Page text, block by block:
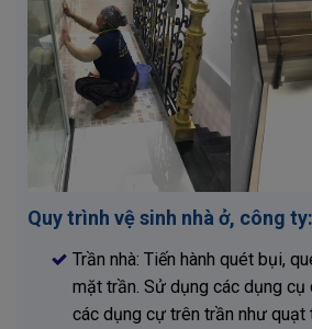
Quy trình vệ sinh nhà ở, công ty:
Trần nhà: Tiến hành quét bụi,
mặt trần. Sử dụng các dụng cụ
các dụng cự trên trần như quạt